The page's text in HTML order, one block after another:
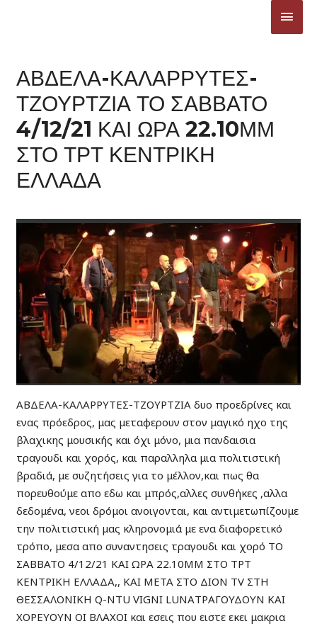
ΑΒΔΕΛΑ-ΚΑΛΑΡΡΥΤΕΣ-
ΤΖΟΥΡΤΖΙΑ ΤΟ ΣΑΒΒΑΤΟ
4/12/21 ΚΑΙ ΩΡΑ 22.10ΜΜ
ΣΤΟ ΤΡΤ ΚΕΝΤΡΙΚΗ
ΕΛΛΑΔΑ
ΑΒΔΕΛΑ-ΚΑΛΑΡΡΥΤΕΣ-ΤΖΟΥΡΤΖΙΑ δυο προεδρίνες και
ενας πρόεδρος, μας μεταφερουν στον μαγικό ηχο της
βλαχικης μουσικής και όχι μόνο, μια πανδαισια
τραγουδι και χορός, και παραλληλα μια πολιτιστική
βραδιά, με συζητήσεις για το μέλλον,και πως θα
πορευθούμε απο εδω και μπρός,αλλες συνθήκες ,αλλα
δεδομένα, νεοι δρόμοι ανοιγονται, και αντιμετωπίζουμε
την πολιτιστική μας κληρονομιά με ενα διαφορετικό
τρόπο, μεσα απο συναντησεις τραγουδι και χορό ΤΟ
ΣΑΒΒΑΤΟ 4/12/21 ΚΑΙ ΩΡΑ 22.10ΜΜ ΣΤΟ ΤΡΤ
ΚΕΝΤΡΙΚΗ ΕΛΛΑΔΑ,, ΚΑΙ ΜΕΤΑ ΣΤΟ ΔΙΟΝ TV ΣΤΗ
ΘΕΣΣΑΛΟΝΙΚΗ Q-NTU VIGNI LUNAΤΡΑΓΟΥΔΟΥΝ ΚΑΙ
ΧΟΡΕΥΟΥΝ ΟΙ ΒΛΑΧΟΙ και εσεις που ειστε εκει μακρια